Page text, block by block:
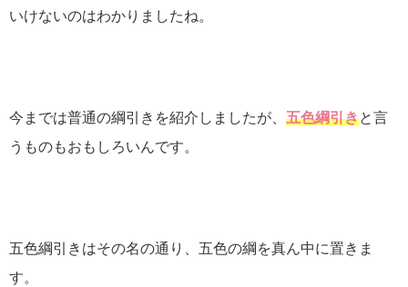
いけないのはわかりましたね。
今までは普通の綱引きを紹介しましたが、 五色綱引きと言
うものもおもしろいんです。
五色綱引きはその名の通り、五色の綱を真ん中に置きま
す。